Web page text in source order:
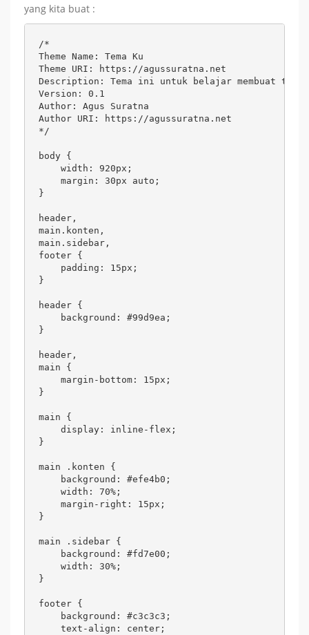
yang kita buat :
/*
Theme Name: Tema Ku
Theme URI: https://agussuratna.net
Description: Tema ini untuk belajar membuat
Version: 0.1
Author: Agus Suratna
Author URI: https://agussuratna.net
*/
body {
    width: 920px;
    margin: 30px auto;
}
header,
main.konten,
main.sidebar,
footer {
    padding: 15px;
}
header {
    background: #99d9ea;
}
header,
main {
    margin-bottom: 15px;
}
main {
    display: inline-flex;
}
main .konten {
    background: #efe4b0;
    width: 70%;
    margin-right: 15px;
}
main .sidebar {
    background: #fd7e00;
    width: 30%;
}
footer {
    background: #c3c3c3;
    text-align: center;